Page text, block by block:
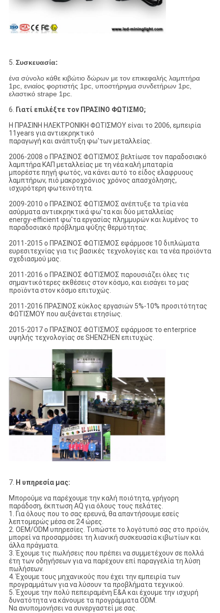
5. Συσκευασία:
ένα σύνολο κάθε κιβώτιο δώρων με τον επικεφαλής λαμπτήρα
1pc, ενιαίος φορτιστής 1pc, υποστήριγμα συνδετήρων 1pc,
ελαστικό strape 1pc.
6.
Γιατί επιλέξτε τον ΠΡΑΣΙΝΟ ΦΩΤΙΣΜΟ;
Η ΠΡΑΣΙΝΗ ΗΛΕΚΤΡΟΝΙΚΗ ΦΩΤΙΣΜΟΥ είναι το 2006, εμπειρία
11years για αντιεκρηκτικό
παραγωγή και ανάπτυξη φω'των μεταλλείας.
2006-2008 ο ΠΡΑΣΙΝΟΣ ΦΩΤΙΣΜΟΣ βελτίωσε τον παραδοσιακό
λαμπτήρα ΚΑΠ μεταλλείας με τη νέα καλή μπαταρία
μπορέστε πηγή φωτός, να κάνει αυτό το είδος ελαφρυους
λαμπτήρων, πιό μακροχρόνιος χρόνος απασχόλησης,
ισχυρότερη φωτεινότητα.
2009-2010 ο ΠΡΑΣΙΝΟΣ ΦΩΤΙΣΜΟΣ ανέπτυξε τα τρία νέα
ασύρματα αντιεκρηκτικά φω'τα και δύο μεταλλείας
energy-efficient φω'τα εργασίας πλημμυρών και λυμένος το
παραδοσιακό πρόβλημα ψύξης θερμότητας.
2011-2015 ο ΠΡΑΣΙΝΟΣ ΦΩΤΙΣΜΟΣ εφάρμοσε 10 διπλώματα
ευρεσιτεχνίας για τις βασικές τεχνολογίες και τα νέα προϊόντα
σχεδιασμού μας.
2011-2016 ο ΠΡΑΣΙΝΟΣ ΦΩΤΙΣΜΟΣ παρουσιάζει όλες τις
σημαντικότερες εκθέσεις στον κόσμο, και εισάγει το μας
προϊόντα στον κόσμο επιτυχώς.
2011-2016 ΠΡΑΣΙΝΟΣ κύκλος εργασιών 5%-10% προσιτότητας
ΦΩΤΙΣΜΟΥ που αυξάνεται ετησίως.
2015-2017 ο ΠΡΑΣΙΝΟΣ ΦΩΤΙΣΜΟΣ εφάρμοσε το enterprice
υψηλής τεχνολογίας σε SHENZHEN επιτυχώς.
7. Η υπηρεσία μας:
Μπορούμε να παρέχουμε την καλή ποιότητα, γρήγορη
παράδοση, έκπτωση AQ για όλους τους πελάτες.
1. Για όλους που το σας ερευνά, θα απαντήσουμε εσείς
λεπτομερώς μέσα σε 24 ώρες.
2. OEM/ODM υπηρεσίες. Τυπώστε το λογότυπό σας στο προϊόν,
μπορεί να προσαρμόσει τη λιανική συσκευασία κιβωτίων και
άλλα πράγματα.
3. Έχουμε τις πωλήσεις που πρέπει να συμμετέχουν σε πολλά
έτη των οδηγήσεων για να παρέχουν επί παραγγελία τη λύση
πωλήσεων.
4. Έχουμε τους μηχανικούς που έχει την εμπειρία των
προγραμμάτων για να λύσουν τα προβλήματα τεχνικού.
5. Έχουμε την πολύ πεπειραμένη Ε&Α και έχουμε την ισχυρή
δυνατότητα να κάνουμε τα προγράμματα ODM.
Να ανυπομονήσει να συνεργαστεί με σας.